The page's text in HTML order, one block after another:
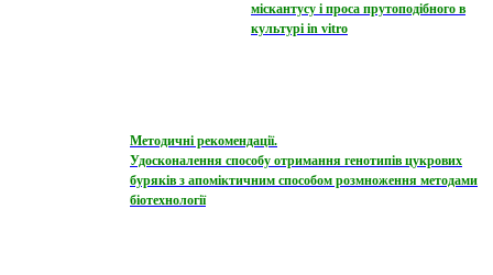
міскантусу і проса прутоподібного в
культурі in vitro
Методичні рекомендації.
Удосконалення способу отримання генотипів цукрових
буряків з апоміктичним способом розмноження методами
біотехнології